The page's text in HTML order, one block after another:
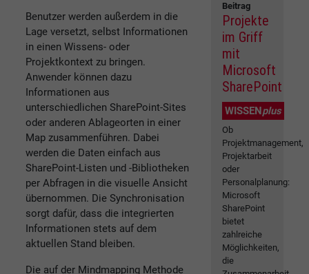
Benutzer werden außerdem in die
Lage versetzt, selbst Informationen
in einen Wissens- oder
Projektkontext zu bringen.
Anwender können dazu
Informationen aus
unterschiedlichen SharePoint-Sites
oder anderen Ablageorten in einer
Map zusammenführen. Dabei
werden die Daten einfach aus
SharePoint-Listen und -Bibliotheken
per Abfragen in die visuelle Ansicht
übernommen. Die Synchronisation
sorgt dafür, dass die integrierten
Informationen stets auf dem
aktuellen Stand bleiben.
Die auf der Mindmapping Methode
Beitrag
Projekte
im Griff
mit
Microsoft
SharePoint
WISSENplus
Ob
Projektmanagement,
Projektarbeit
oder
Personalplanung:
Microsoft
SharePoint
bietet
zahlreiche
Möglichkeiten,
die